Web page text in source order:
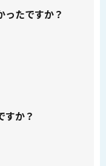
ったですか？
すか？